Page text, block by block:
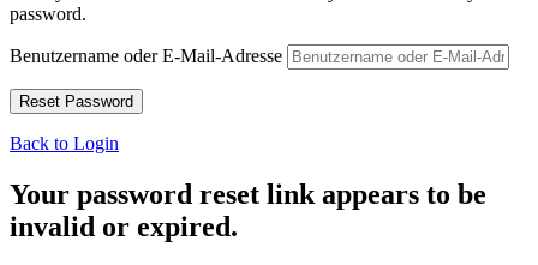
password.
Benutzername oder E-Mail-Adresse
Back to Login
Your password reset link appears to be
invalid or expired.